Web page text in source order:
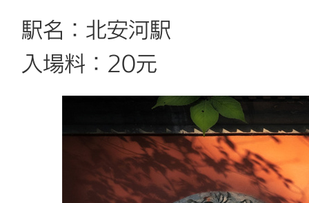
駅名：北安河駅
入場料：20元